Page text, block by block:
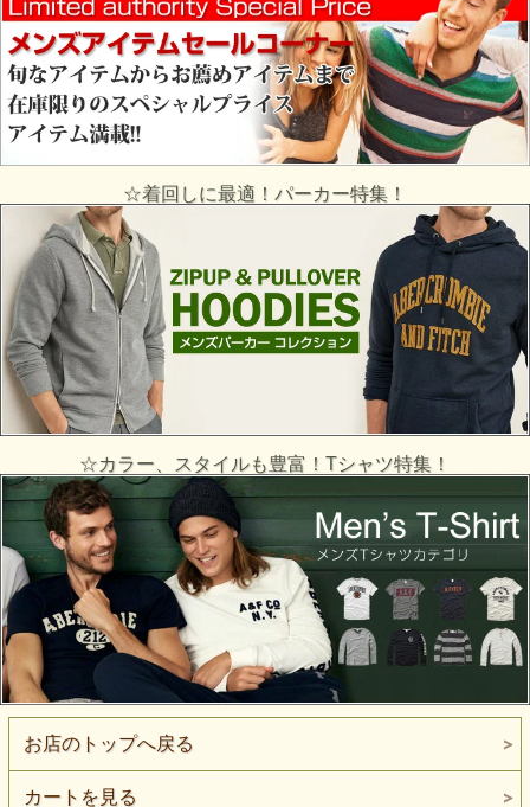
☆着回しに最適！パーカー特集！
☆カラー、スタイルも豊富！Tシャツ特集！
お店のトップへ戻る
カートを見る